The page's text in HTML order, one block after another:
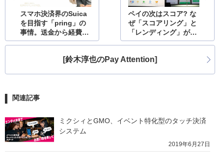
スマホ決済界のSuica
を目指す「pring」の
事情。送金から経費精
算まで
ペイの次はスコア? な
ぜ「スコアリング」と
「レンディング」が増
えているか
[鈴木淳也のPay Attention]
関連記事
ミクシィとGMO、イベント特化型のタッチ決済
システム
2019年6月27日